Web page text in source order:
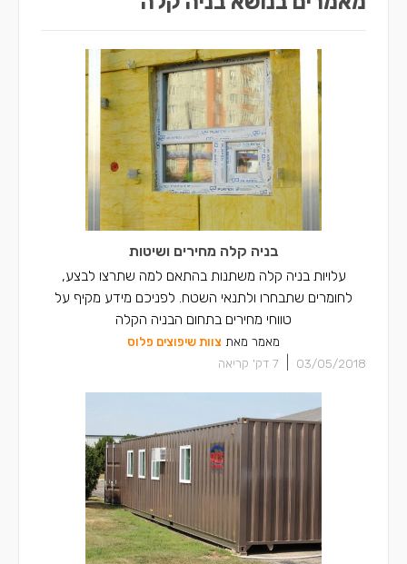
קבלני בניה קלה בקריית חיים
קבלני בניה קלה בשפרעם
קבלני בניה קלה בסח'נין
קבלני בניה קלה בדאלית אל-כרמל
קבלני בניה קלה בכאבול
קבלני בניה קלה באעבלין
קבלני בניה קלה ברכסים
קבלני בניה קלה בכפר יאסיף
קבלני בניה קלה בחצור הגלילית
בניה קלה מחירים ושיטות
עלויות בניה קלה משתנות בהתאם למה שתרצו לבצע,
לחומרים שתבחרו ולתנאי השטח. לפניכם מידע מקיף על
טווחי מחירים בתחום הבניה הקלה
מאמר מאת צוות שיפוצים פלוס
03/05/2018
7 דק' קריאה